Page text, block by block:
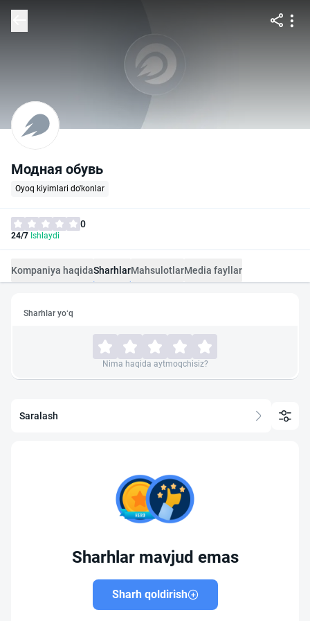
Модная обувь
Oyoq kiyimlari do'konlar
0
24/7 Ishlaydi
Kompaniya haqidaSharhlarMahsulotlarMedia fayllar
Sharhlar yo‘q
Nima haqida aytmoqchisiz?
Saralash
Sharhlar mavjud emas
Sharh qoldirish